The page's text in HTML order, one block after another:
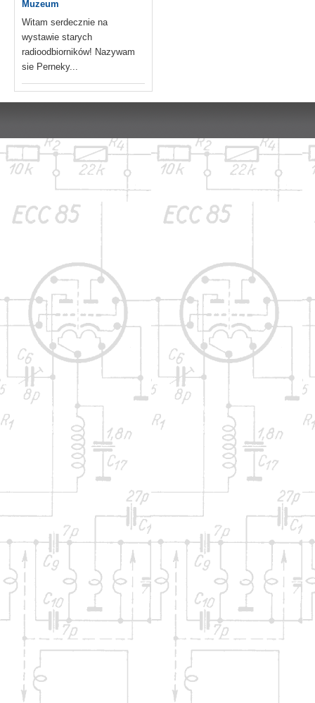
Muzeum
Witam serdecznie na
wystawie starych
radioodbiorników! Nazywam
sie Perneky...